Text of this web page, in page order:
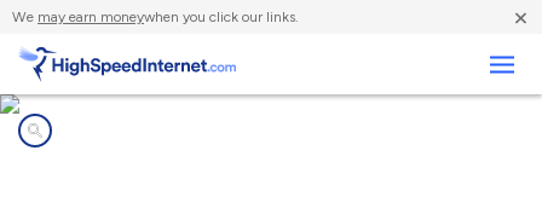
We may earn moneywhen you click our links. ×